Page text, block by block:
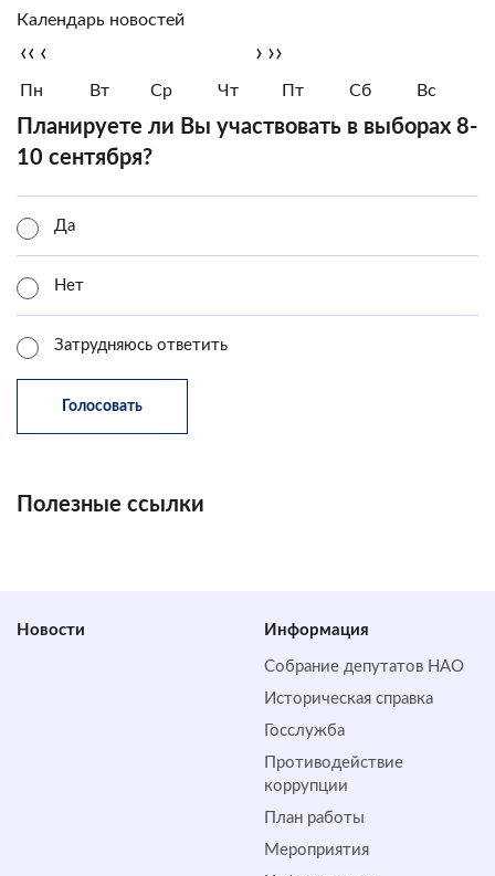
Календарь новостей
‹‹ ‹ › ››
Пн Вт Ср Чт Пт Сб Вс
Планируете ли Вы участвовать в выборах 8-
10 сентября?
Да
Нет
Затрудняюсь ответить
Полезные ссылки
Новости Информация
Собрание депутатов НАО
Историческая справка
Госслужба
Противодействие
коррупции
План работы
Мероприятия